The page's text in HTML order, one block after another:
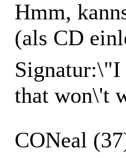
Hmm,
(als CD
Signatur:\"I
that won\'t
CONeal